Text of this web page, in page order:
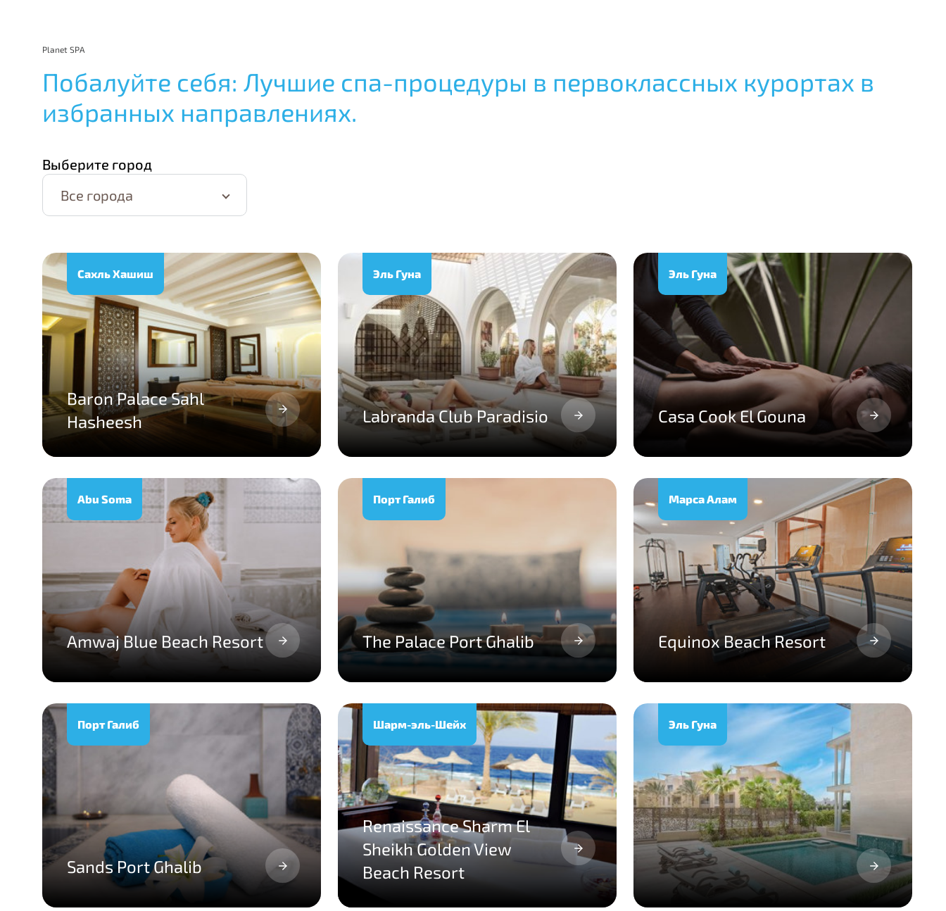
Planet SPA
Побалуйте себя: Лучшие спа-процедуры в первоклассных курортах в
избранных направлениях.
Выберите город
Все города
Сахль Хашиш
Baron Palace Sahl
Hasheesh
Эль Гуна
Labranda Club Paradisio
Эль Гуна
Casa Cook El Gouna
Abu Soma
Amwaj Blue Beach Resort
Порт Галиб
The Palace Port Ghalib
Марса Алам
Equinox Beach Resort
Порт Галиб
Sands Port Ghalib
Шарм-эль-Шейх
Renaissance Sharm El
Sheikh Golden View
Beach Resort
Эль Гуна